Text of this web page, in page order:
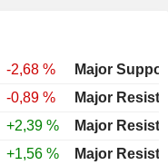
-2,68 %
-0,89 %
+2,39 %
+1,56 %